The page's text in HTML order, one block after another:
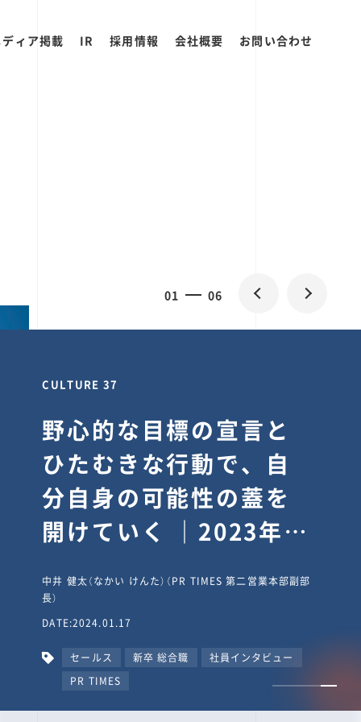
ィア掲載 IR 採用情報 会社概要 お問い合わせ
02 06
CULTURE 30
逆境では自分のスタン
スを変え“予想を裏切
り、期待を超える”【真
輔塾・前編】
山田真輔（やまだ しんすけ）（執行役員 兼 Jooto事業部
長）
DATE:2023.09.08
カルチャー CxO キャリア入社 Jooto